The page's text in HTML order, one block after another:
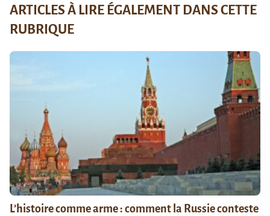
ARTICLES À LIRE ÉGALEMENT DANS CETTE
RUBRIQUE
L’histoire comme arme : comment la Russie conteste